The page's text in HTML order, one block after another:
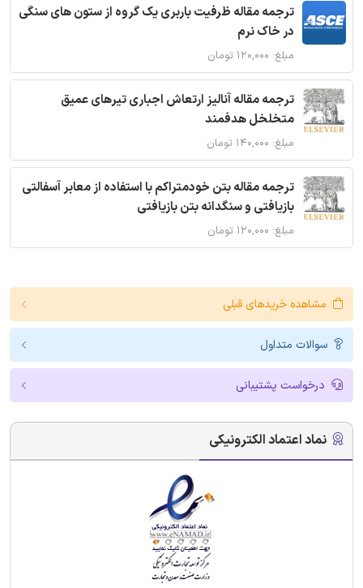
ترجمه مقاله ظرفیت باربری یک گروه از ستون های سنگی
در خاک نرم
مبلغ: ۱۲۰,۰۰۰ تومان
ترجمه مقاله آنالیز ارتعاش اجباری تیرهای عمیق
متخلخل هدفمند
مبلغ: ۱۴۰,۰۰۰ تومان
ترجمه مقاله بتن خودمتراکم با استفاده از معابر آسفالتی
بازیافتی و سنگدانه بتن بازیافتی
مبلغ: ۱۲۰,۰۰۰ تومان
مشاهده خریدهای قبلی
سوالات متداول
درخواست پشتیبانی
نماد اعتماد الکترونیکی